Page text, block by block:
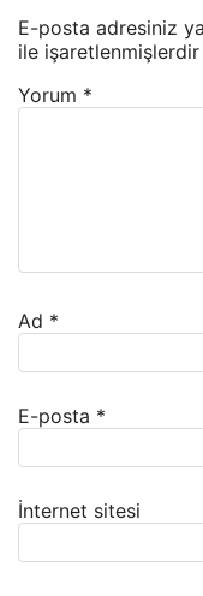
E-posta adresiniz
ile işaretlenmişlerdir
Yorum *
Ad *
E-posta *
İnternet sitesi